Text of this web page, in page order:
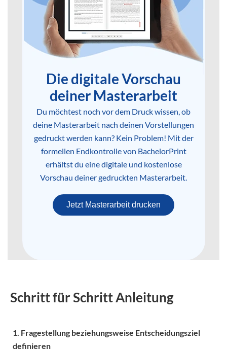
Die digitale Vorschau
deiner Masterarbeit
Du möchtest noch vor dem Druck wissen, ob
deine Masterarbeit nach deinen Vorstellungen
gedruckt werden kann? Kein Problem! Mit der
formellen Endkontrolle von BachelorPrint
erhältst du eine digitale und kostenlose
Vorschau deiner gedruckten Masterarbeit.
Jetzt Masterarbeit drucken
Schritt für Schritt Anleitung
1. Fragestellung beziehungsweise Entscheidungsziel
definieren